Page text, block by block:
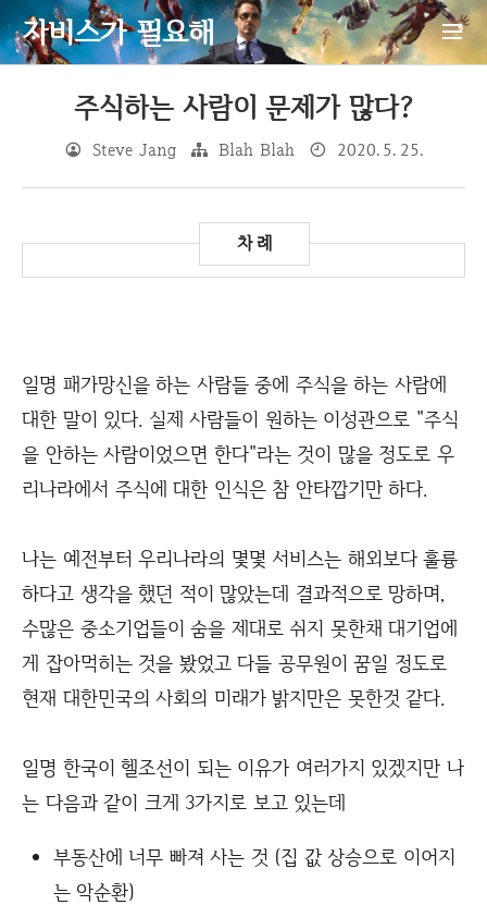
자비스가 필요해
주식하는 사람이 문제가 많다?
Steve Jang Blah Blah 2020. 5. 25.
일명 패가망신을 하는 사람들 중에 주식을 하는 사람에
대한 말이 있다. 실제 사람들이 원하는 이성관으로 "주식
을 안하는 사람이었으면 한다"라는 것이 많을 정도로 우
리나라에서 주식에 대한 인식은 참 안타깝기만 하다.
나는 예전부터 우리나라의 몇몇 서비스는 해외보다 훌륭
하다고 생각을 했던 적이 많았는데 결과적으로 망하며,
수많은 중소기업들이 숨을 제대로 쉬지 못한채 대기업에
게 잡아먹히는 것을 봤었고 다들 공무원이 꿈일 정도로
현재 대한민국의 사회의 미래가 밝지만은 못한것 같다.
일명 한국이 헬조선이 되는 이유가 여러가지 있겠지만 나
는 다음과 같이 크게 3가지로 보고 있는데
부동산에 너무 빠져 사는 것 (집 값 상승으로 이어지
는 악순환)